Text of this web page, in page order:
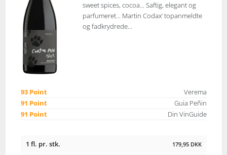
sweet spices, cocoa... Saftig, elegant og
parfumeret… Martin Codax’ topanmeldte
og fadkrydrede...
93 Point
Verema
91 Point
Guia Peñin
91 Point
Din VinGuide
1 fl. pr. stk. 179,95 DKK